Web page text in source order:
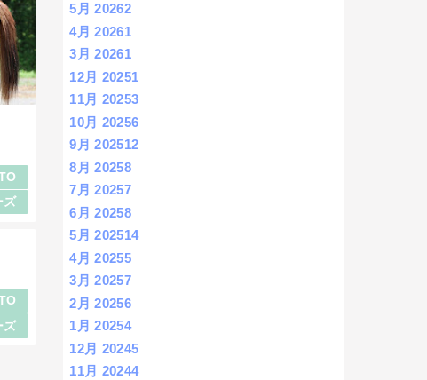
ズ
ズ
5月 20262
4月 20261
3月 20261
12月 20251
11月 20253
10月 20256
9月 202512
8月 20258
7月 20257
6月 20258
5月 202514
4月 20255
3月 20257
2月 20256
1月 20254
12月 20245
11月 20244